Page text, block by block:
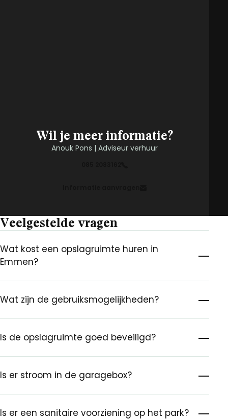
Wil je meer informatie?
Anouk Pons | Adviseur verhuur
Veelgestelde vragen
Wat kost een opslagruimte huren in
Emmen?
Wat zijn de gebruiksmogelijkheden?
Is de opslagruimte goed beveiligd?
Is er stroom in de garagebox?
Is er een sanitaire voorziening op het park?